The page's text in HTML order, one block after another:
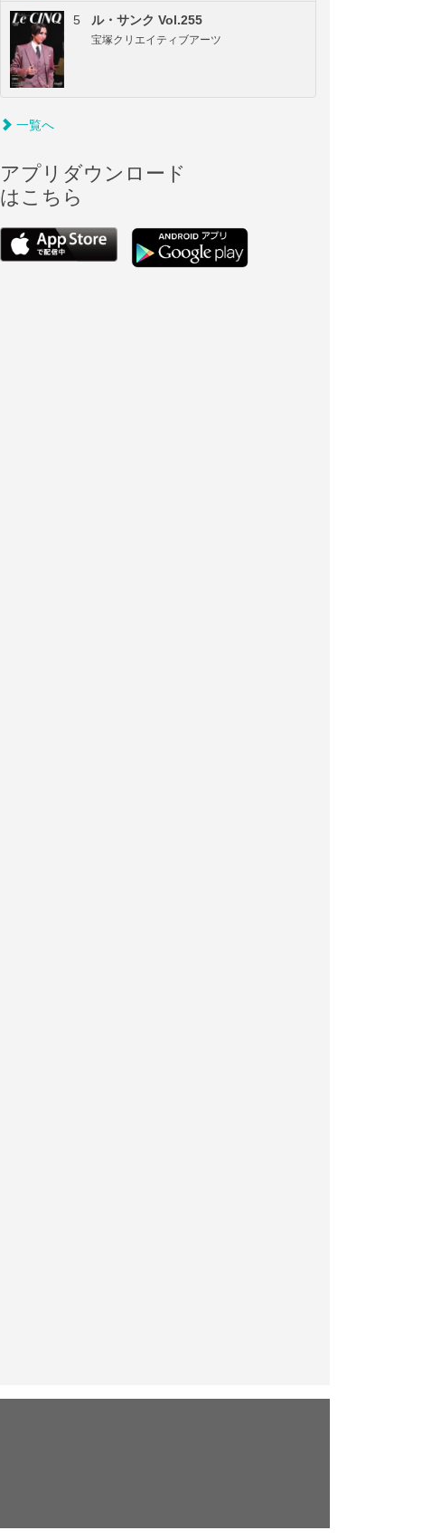
5 ル・サンク Vol.255
宝塚クリエイティブアーツ
一覧へ
アプリダウンロード
はこちら